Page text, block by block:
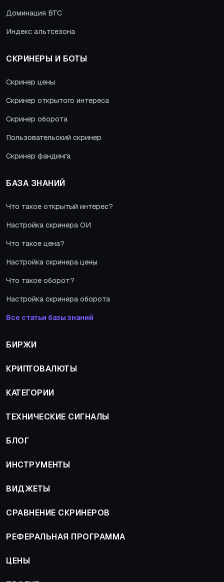
Доминация BTC
Индекс альтсезона
СКРИНЕРЫ И БОТЫ
Скринер цены
Скринер открытого интереса
Скринер оборота
Пользовательский скринер
Скринер фандинга
БАЗА ЗНАНИЙ
Что такое открытый интерес?
Настройка скринера ОИ
Что такое цена?
Настройка скринера цены
Что такое оборот?
Настройка скринера оборота
Все статьи базы знаний
БИРЖИ
КРИПТОВАЛЮТЫ
КАТЕГОРИИ
ТЕХНИЧЕСКИЕ СИГНАЛЫ
БЛОГ
ИНСТРУМЕНТЫ
ВИДЖЕТЫ
СРАВНЕНИЕ СКРИНЕРОВ
РЕФЕРАЛЬНАЯ ПРОГРАММА
ЦЕНЫ